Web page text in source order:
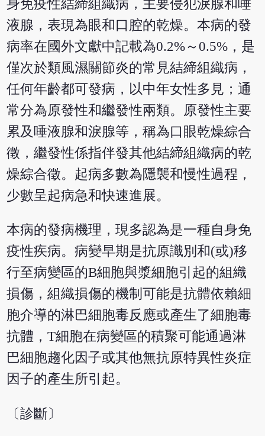
身免疫性結締組織病，主要侵犯淚腺和唾
液腺，表現為眼和口腔的乾燥。本病的發
病率在國外文獻中記載為0.2%～0.5%，是
僅次於類風濕關節炎的常見結締組織病，
任何年齡都可發病，以中年女性多見；通
常分為原發性和繼發性兩類。原發性主要
累及唾液腺和淚腺等，稱為口眼乾燥綜合
徵，繼發性係指伴發其他結締組織病的乾
燥綜合徵。起病多數為隱襲和慢性過程，
少數呈起病急和快速進展。
本病的發病機理，現多認為是一種自身免
疫性疾病。病變早期是抗原識別和(或)移
行至病變區的B細胞與漿細胞引起的組織
損傷，組織損傷的機制可能是抗體依賴細
胞介導的淋巴細胞毒反應或產生了細胞毒
抗體，T細胞在病變區的積聚可能通過淋
巴細胞趨化因子或其他無抗原特異性炎症
因子的產生所引起。
〔診斷〕